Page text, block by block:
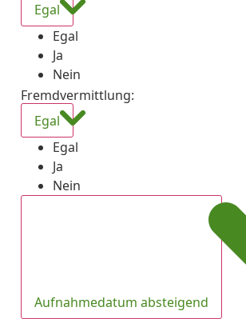
Egal
Egal
Ja
Nein
Fremdvermittlung:
Egal
Egal
Ja
Nein
Aufnahmedatum absteigend